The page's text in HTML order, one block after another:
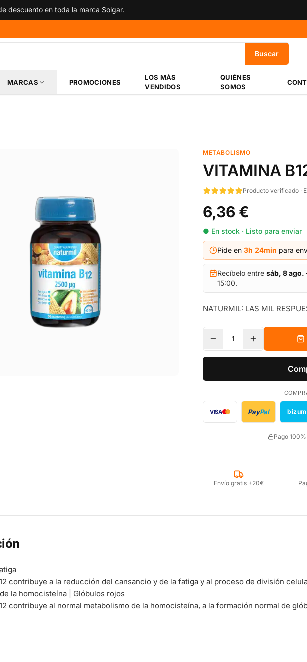
descuento en toda la marca Solgar.
Buscar
MARCAS PROMOCIONES
LOS MÁS
VENDIDOS
QUIÉNES
SOMOS
METABOLISMO
VITAMINA
Producto verificado ·
6,36 €
● En stock · Listo para enviar
Pide en 3h 24min para
Recíbelo entre sáb, 8 ago.
15:00.
NATURMIL: LAS MIL
1
VISA PayPal bizum
Pago 100%
Envío gratis +20€
contribuye a la reducción del cansancio y de la fatiga y al proceso de división
la homocisteína | Glóbulos rojos
contribuye al normal metabolismo de la homocisteína, a la formación normal de